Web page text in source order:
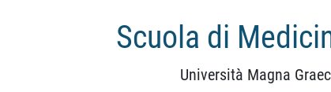
Scuola di
Università Magna